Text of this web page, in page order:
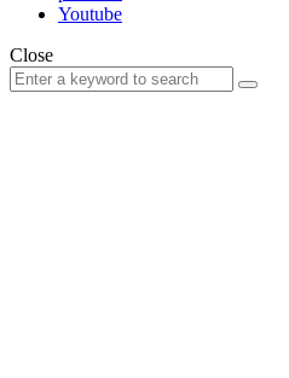
Youtube
Close
Search
for:
Search